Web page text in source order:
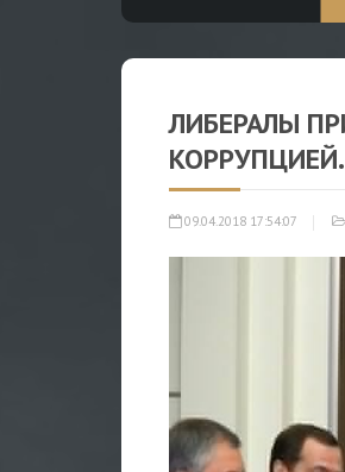
ЛИБЕРАЛЫ
09.04.2018 17:54:07